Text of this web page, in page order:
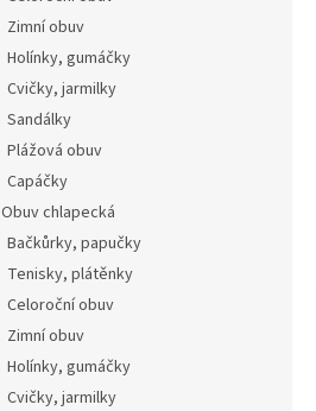
Zimní obuv
Holínky, gumáčky
Cvičky, jarmilky
Sandálky
Plážová obuv
Capáčky
Obuv chlapecká
Bačkůrky, papučky
Tenisky, plátěnky
Celoroční obuv
Zimní obuv
Holínky, gumáčky
Cvičky, jarmilky